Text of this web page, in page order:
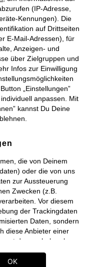
Impressum
(IP-Adresse,
Kennungen). Die
auf Drittseiten
E-Mail-Adressen), für
Anzeigen- und
über Zielgruppen und
Infos zur Einwilligung
„Einstellungen”
anpassen. Mit
kannst Du Deine
die von Deinem
oder die von uns
zur Aussteuerung
Zwecken (z.B.
Vor diesem
der Trackingdaten
Daten, sondern
diese Anbieter einer
dann erhoben bzw.
übermittelt, wenn Du
Button
OK